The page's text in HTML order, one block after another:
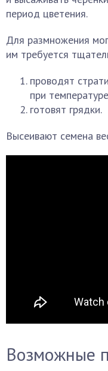
период цветения.
Для размножения
им требуется
проводят
при
готовят грядки.
Высеивают семена
Возможные